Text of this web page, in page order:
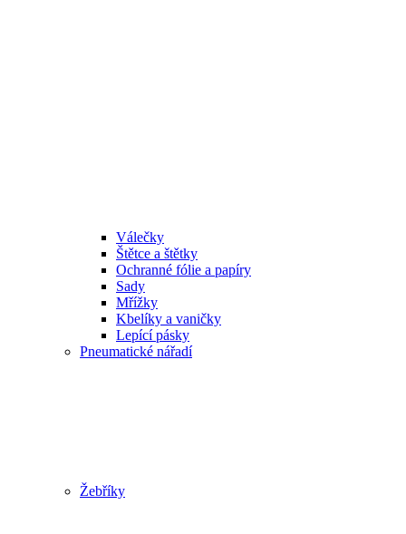
Válečky
Štětce a štětky
Ochranné fólie a papíry
Sady
Mřížky
Kbelíky a vaničky
Lepící pásky
Pneumatické nářadí
Žebříky